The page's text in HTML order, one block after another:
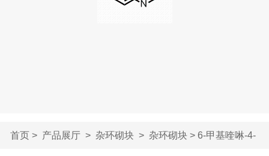
首页> 产品展厅> 杂环砌块> 杂环砌块> 6-甲基喹啉-4-